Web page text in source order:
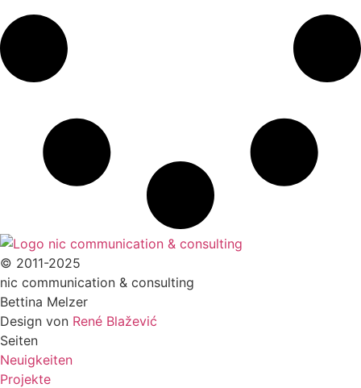
© 2011-2025
nic communication & consulting
Bettina Melzer
Design von René Blažević
Seiten
Neuigkeiten
Projekte